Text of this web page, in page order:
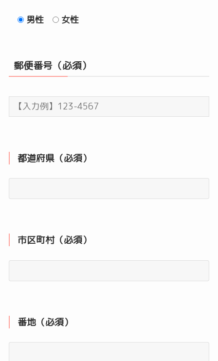
男性 女性
郵便番号（必須）
都道府県（必須）
市区町村（必須）
番地（必須）